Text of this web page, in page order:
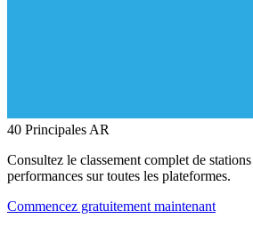
40 Principales AR
Consultez le classement complet de
performances sur toutes les plateformes.
Commencez gratuitement maintenant